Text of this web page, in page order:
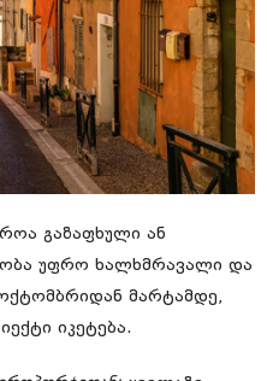
გაზაფხული ან
უფრო ხალხმრავალი და
მარტამდე,
იკეტება.